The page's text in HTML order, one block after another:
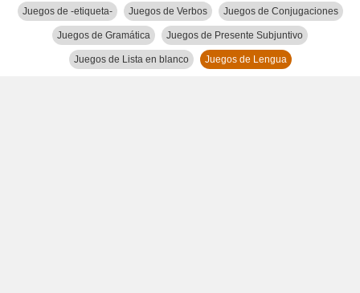
Juegos de -etiqueta- Juegos de Verbos Juegos de Conjugaciones
Juegos de Gramática Juegos de Presente Subjuntivo
Juegos de Lista en blanco Juegos de Lengua